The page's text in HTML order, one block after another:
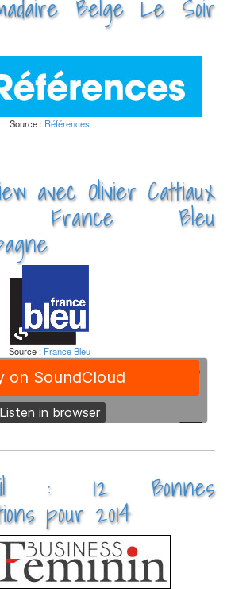
Belge Le Soir
Source : Références
avec Olivier Cattiaux
France Bleu
Source : France Bleu
: 12 Bonnes
pour 2014